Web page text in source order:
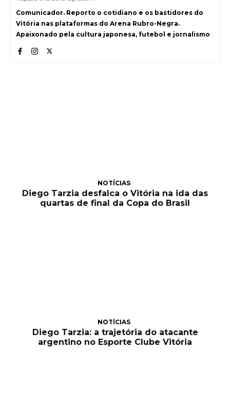
Comunicador. Reporto o cotidiano e os bastidores do
Vitória nas plataformas do Arena Rubro-Negra.
Apaixonado pela cultura japonesa, futebol e jornalismo
NOTÍCIAS
Diego Tarzia desfalca o Vitória na ida das
quartas de final da Copa do Brasil
NOTÍCIAS
Diego Tarzia: a trajetória do atacante
argentino no Esporte Clube Vitória